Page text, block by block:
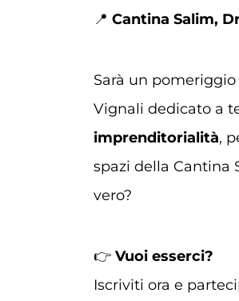
📍 Cantina Salim,
Sarà un
Vignali dedicato a
imprenditorialità,
spazi della Cantina
vero?
👉 Vuoi esserci?
Iscriviti ora e